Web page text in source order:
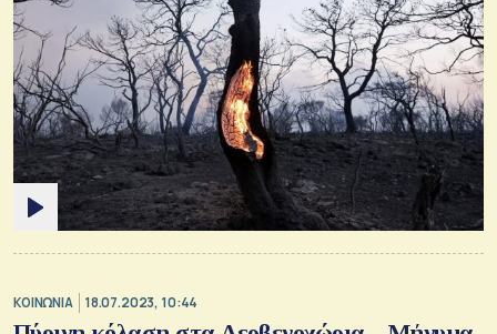
ΚΟΙΝΩΝΙΑ 18.07.2023, 10:44